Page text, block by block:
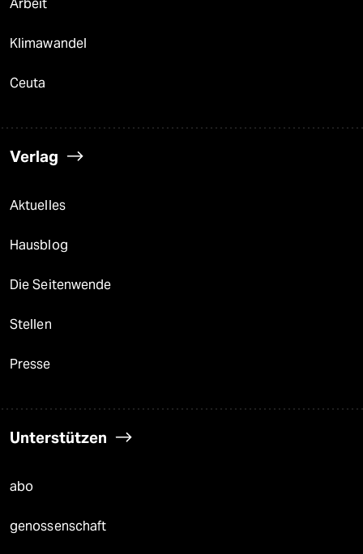
Arbeit
Klimawandel
Ceuta
Verlag
Aktuelles
Hausblog
Die Seitenwende
Stellen
Presse
Unterstützen
abo
genossenschaft